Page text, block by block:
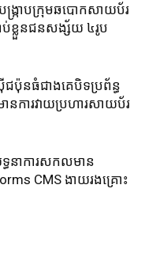
រ្កាបក្រុមឆបោកសាយប័រ
ខ្លួនជនសង្ស័យ ៤រូប
ប៉ុនធំជាងគេបិទប្រព័ន្ធ
ានការវាយប្រហារសាយប័រ
ធនាការសកលមាន
CMS ងាយរងគ្រោះ